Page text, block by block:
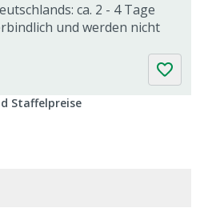
ca. 2 - 4 Tage
und werden nicht
Staffelpreise